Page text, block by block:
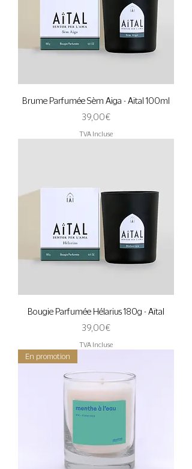
Brume Parfumée Sèm Aiga - Aïtal 100ml
Prix
39,00 €
TVA Incluse
Bougie Parfumée Hélarius 180g - Aïtal
Prix
39,00 €
TVA Incluse
En promotion